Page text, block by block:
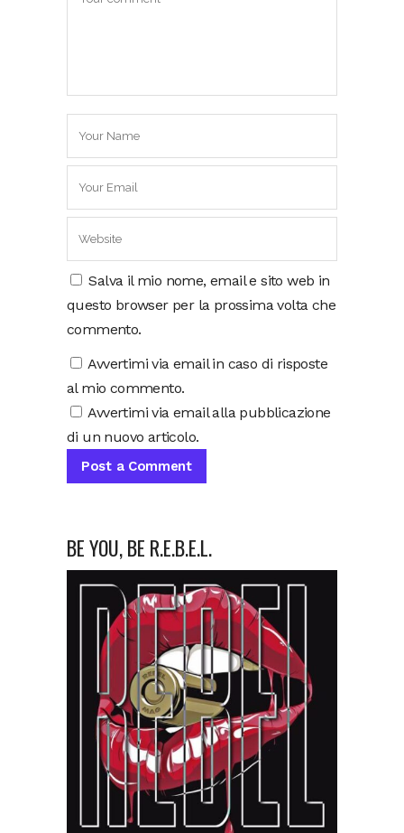
Salva il mio nome, email e sito web in
questo browser per la prossima volta che
commento.
Avvertimi via email in caso di risposte
al mio commento.
Avvertimi via email alla pubblicazione
di un nuovo articolo.
BE YOU, BE R.E.B.E.L.